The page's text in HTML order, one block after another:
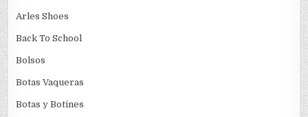
Arles Shoes
Back To School
Bolsos
Botas Vaqueras
Botas y Botines